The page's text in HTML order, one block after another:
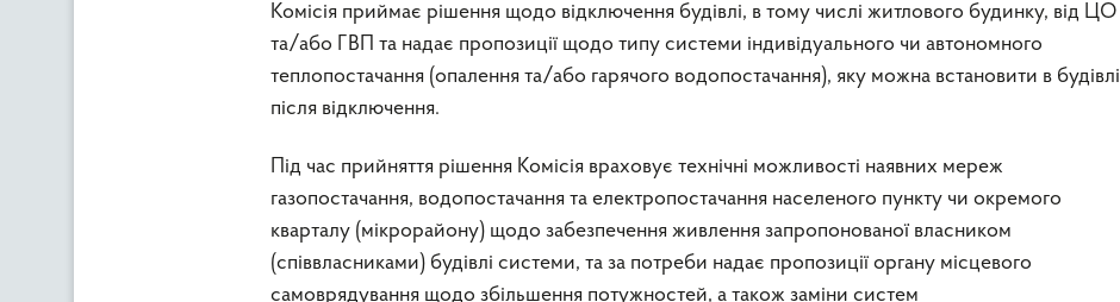
Комісія приймає рішення щодо відключення будівлі, в тому числі житлового будинку, від ЦО
та/або ГВП та надає пропозиції щодо типу системи індивідуального чи автономного
теплопостачання (опалення та/або гарячого водопостачання), яку можна встановити в будівлі
після відключення.
Під час прийняття рішення Комісія враховує технічні можливості наявних мереж
газопостачання, водопостачання та електропостачання населеного пункту чи окремого
кварталу (мікрорайону) щодо забезпечення живлення запропонованої власником
(співвласниками) будівлі системи, та за потреби надає пропозиції органу місцевого
самоврядування щодо збільшення потужностей, а також заміни систем